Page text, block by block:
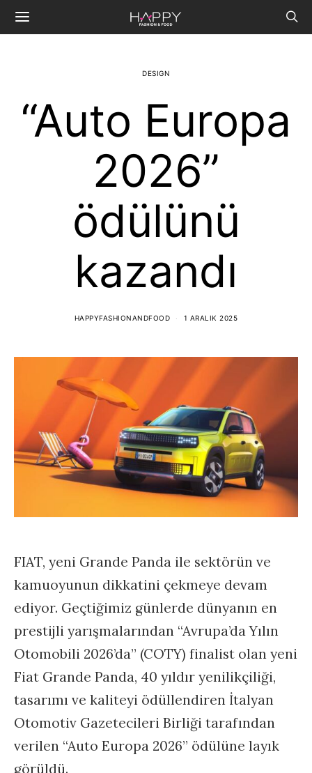
DESIGN
“Auto Europa
2026”
ödülünü
kazandı
HAPPYFASHIONANDFOOD 1 ARALIK 2025
FIAT, yeni Grande Panda ile sektörün ve
kamuoyunun dikkatini çekmeye devam
ediyor. Geçtiğimiz günlerde dünyanın en
prestijli yarışmalarından “Avrupa’da Yılın
Otomobili 2026’da” (COTY) finalist olan yeni
Fiat Grande Panda, 40 yıldır yenilikçiliği,
tasarımı ve kaliteyi ödüllendiren İtalyan
Otomotiv Gazetecileri Birliği tarafından
verilen “Auto Europa 2026” ödülüne layık
görüldü.